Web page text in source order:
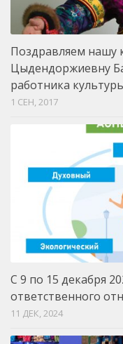
Поздравляем нашу
Цыдендоржиевну
работника
1 СЕН, 2017
С 9 по 15 декабря
ответственного
11 ДЕК, 2024